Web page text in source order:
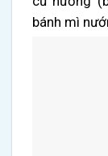
bánh mì